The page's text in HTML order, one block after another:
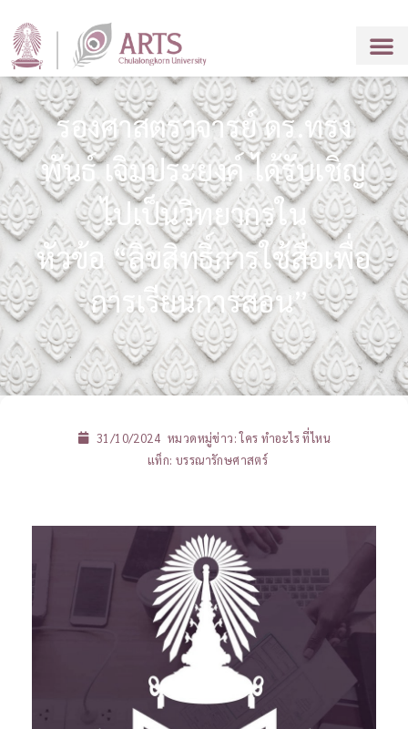
รองศาสตราจารย์ ดร.ทรง
พันธ์ เจิมประยงค์ ได้รับเชิญ
ไปเป็นวิทยากรใน
หัวข้อ “ลิขสิทธิ์การใช้สื่อเพื่อ
การเรียนการสอน”
31/10/2024 หมวดหมู่ข่าว:ใคร ทำอะไร ที่ไหน
แท็ก: บรรณารักษศาสตร์